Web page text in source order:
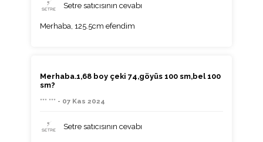
Setre satıcısının cevabı
Merhaba, 125.5cm efendim
Merhaba.1,68 boy çeki 74,göyüs 100 sm,bel 100
sm?
*** *** - 07 Kas 2024
Setre satıcısının cevabı